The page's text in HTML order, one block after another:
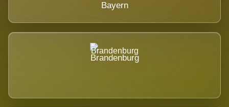
Bayern
Brandenburg